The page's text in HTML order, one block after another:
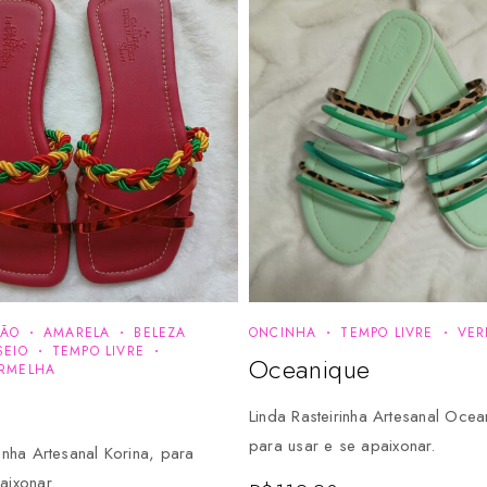
AMARELA
BELEZA
TEMPO LIVRE
Artesanal Korina, para
ONCINHA TEMPO LIVRE
Oceanique
Linda Rasteirinha Artesanal
para usar e se apaixonar.